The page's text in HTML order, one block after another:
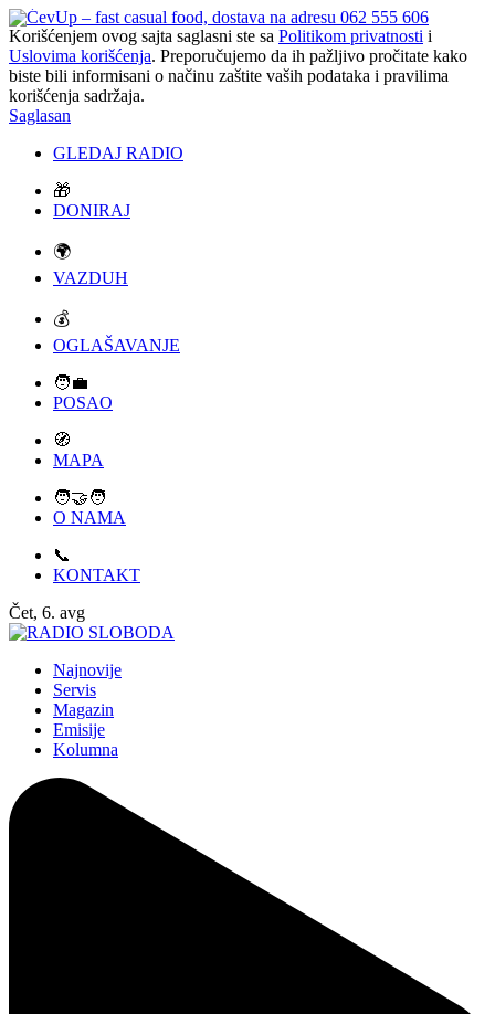
Korišćenjem ovog sajta saglasni ste sa Politikom privatnosti i
Uslovima korišćenja. Preporučujemo da ih pažljivo pročitate kako
biste bili informisani o načinu zaštite vaših podataka i pravilima
korišćenja sadržaja.
Saglasan
GLEDAJ RADIO
🎁
DONIRAJ
🌍
VAZDUH
💰
OGLAŠAVANJE
🧑‍💼
POSAO
🧭
MAPA
🧑‍🤝‍🧑
O NAMA
📞
KONTAKT
Čet, 6. avg
Najnovije
Servis
Magazin
Emisije
Kolumna